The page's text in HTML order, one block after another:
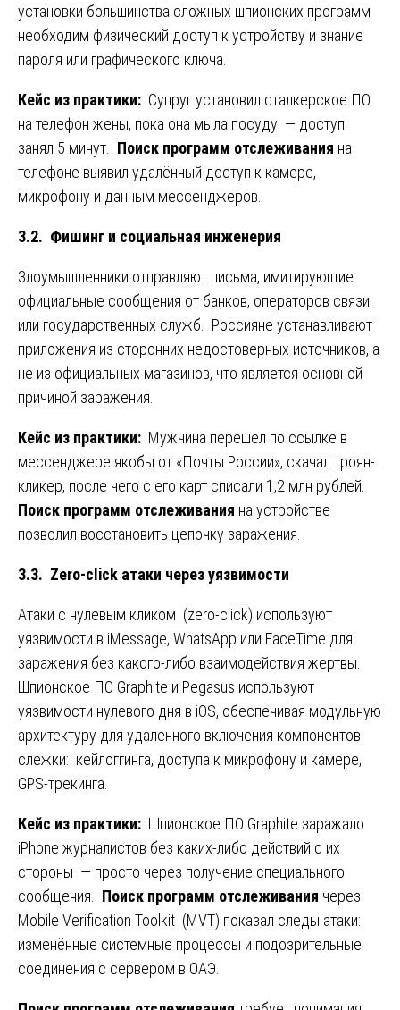
установки большинства сложных шпионских программ
необходим физический доступ к устройству и знание
пароля или графического ключа.
Кейс из практики: Супруг установил сталкерское ПО
на телефон жены, пока она мыла посуду — доступ
занял 5 минут. Поиск программ отслеживания на
телефоне выявил удалённый доступ к камере,
микрофону и данным мессенджеров.
3.2. Фишинг и социальная инженерия
Злоумышленники отправляют письма, имитирующие
официальные сообщения от банков, операторов связи
или государственных служб. Россияне устанавливают
приложения из сторонних недостоверных источников, а
не из официальных магазинов, что является основной
причиной заражения.
Кейс из практики: Мужчина перешел по ссылке в
мессенджере якобы от «Почты России», скачал троян-
кликер, после чего с его карт списали 1,2 млн рублей.
Поиск программ отслеживания на устройстве
позволил восстановить цепочку заражения.
3.3. Zero-click атаки через уязвимости
Атаки с нулевым кликом (zero-click) используют
уязвимости в iMessage, WhatsApp или FaceTime для
заражения без какого-либо взаимодействия жертвы.
Шпионское ПО Graphite и Pegasus используют
уязвимости нулевого дня в iOS, обеспечивая модульную
архитектуру для удаленного включения компонентов
слежки: кейлоггинга, доступа к микрофону и камере,
GPS-трекинга.
Кейс из практики: Шпионское ПО Graphite заражало
iPhone журналистов без каких-либо действий с их
стороны — просто через получение специального
сообщения. Поиск программ отслеживания через
Mobile Verification Toolkit (MVT) показал следы атаки:
изменённые системные процессы и подозрительные
соединения с сервером в ОАЭ.